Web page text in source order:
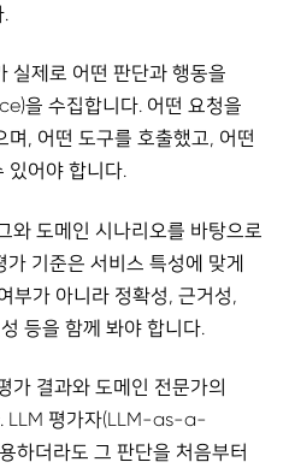
실제로 어떤 판단과 행동을
을 수집합니다. 어떤 요청을
, 어떤 도구를 호출했고, 어떤
있어야 합니다.
와 도메인 시나리오를 바탕으로
기준은 서비스 특성에 맞게
부가 아니라 정확성, 근거성,
등을 함께 봐야 합니다.
가 결과와 도메인 전문가의
LLM 평가자(LLM-as-a-
하더라도 그 판단을 처음부터